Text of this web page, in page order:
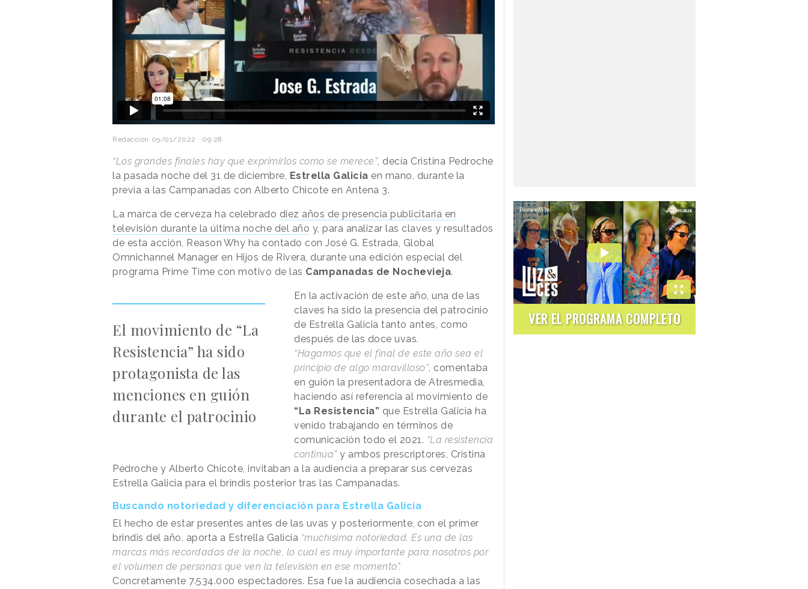
Redacción 05/01/2022 · 09:28
“Los grandes finales hay que exprimirlos como se merece”, decía Cristina Pedroche
la pasada noche del 31 de diciembre, Estrella Galicia en mano, durante la
previa a las Campanadas con Alberto Chicote en Antena 3.
La marca de cerveza ha celebrado diez años de presencia publicitaria en
televisión durante la última noche del año y, para analizar las claves y resultados
de esta acción, Reason Why ha contado con José G. Estrada, Global
Omnichannel Manager en Hijos de Rivera, durante una edición especial del
programa Prime Time con motivo de las Campanadas de Nochevieja.
El movimiento de “La
Resistencia” ha sido
protagonista de las
menciones en guión
durante el patrocinio
En la activación de este año, una de las
claves ha sido la presencia del patrocinio
de Estrella Galicia tanto antes, como
después de las doce uvas.
“Hagamos que el final de este año sea el
principio de algo maravilloso”, comentaba
en guión la presentadora de Atresmedia,
haciendo así referencia al movimiento de
“La Resistencia” que Estrella Galicia ha
venido trabajando en términos de
comunicación todo el 2021. “La resistencia
continúa” y ambos prescriptores, Cristina
Pedroche y Alberto Chicote, invitaban a la audiencia a preparar sus cervezas
Estrella Galicia para el brindis posterior tras las Campanadas.
Buscando notoriedad y diferenciación para Estrella Galicia
El hecho de estar presentes antes de las uvas y posteriormente, con el primer
brindis del año, aporta a Estrella Galicia “muchísima notoriedad. Es una de las
marcas más recordadas de la noche, lo cual es muy importante para nosotros por
el volumen de personas que ven la televisión en ese momento".
Concretamente 7.534.000 espectadores. Esa fue la audiencia cosechada a las
VER EL PROGRAMA COMPLETO